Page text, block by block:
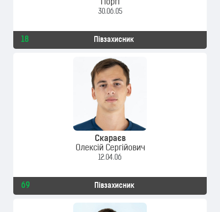
Гіоргі
30.06.05
18 Півзахисник
Скараєв
Олексій Сергійович
12.04.06
69 Півзахисник